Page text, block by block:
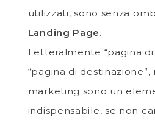
utilizzati, sono senza
Landing Page.
Letteralmente “pagina
“pagina di destinazione”,
marketing sono un
indispensabile, se non